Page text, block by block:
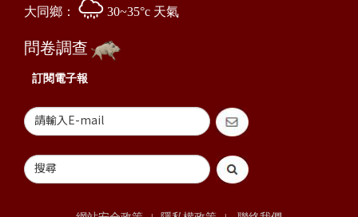
大同鄉：
30~35°c 天氣
問卷調查
訂閱電子報